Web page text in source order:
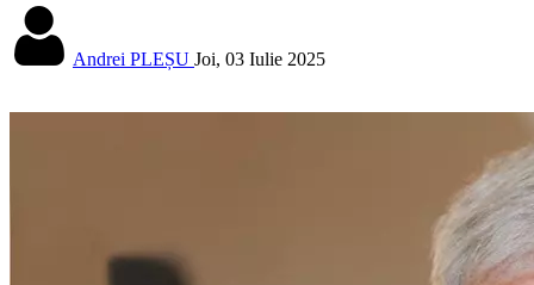
Andrei PLEȘU Joi, 03 Iulie 2025